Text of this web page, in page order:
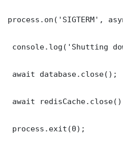
process.on('SIGTERM',
console.log('Shutting
await database.close();
await
process.exit(0);